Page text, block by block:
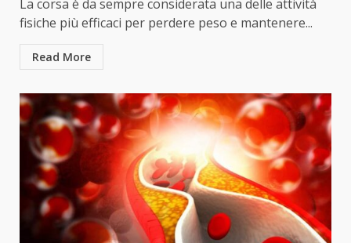
La corsa è da sempre considerata una delle attività
fisiche più efficaci per perdere peso e mantenere...
Read More